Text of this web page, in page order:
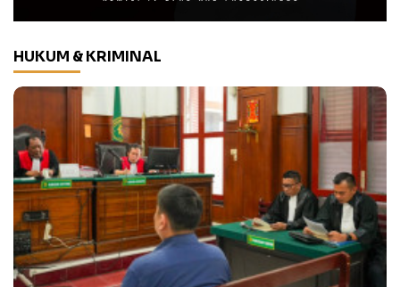
HUKUM & KRIMINAL